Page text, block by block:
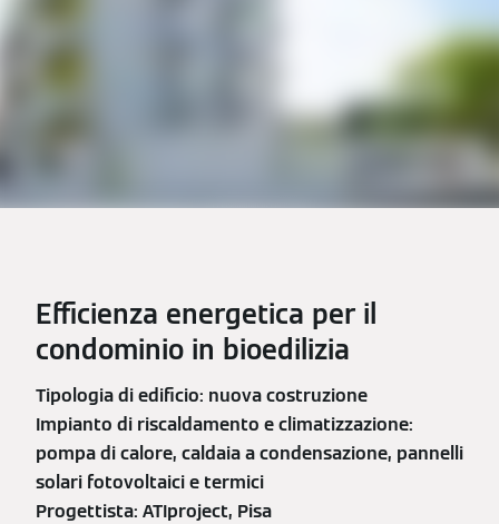
Efficienza energetica per il
condominio in bioedilizia
Tipologia di edificio: nuova costruzione
Impianto di riscaldamento e climatizzazione:
pompa di calore, caldaia a condensazione, pannelli
solari fotovoltaici e termici
Progettista: ATIproject, Pisa